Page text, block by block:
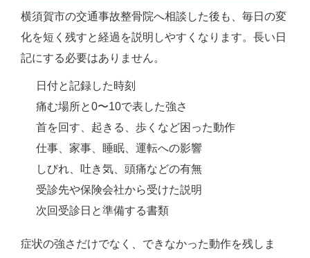
横須賀市の交通事故整骨院へ相談した後も、毎日の変
化を短く残すと経過を説明しやすくなります。長い日
記にする必要はありません。
日付と記録した時刻
痛む場所と0〜10で表した強さ
首を回す、起きる、歩くなど困った動作
仕事、家事、睡眠、運転への影響
しびれ、吐き気、頭痛などの有無
受診先や保険会社から受けた説明
次回受診日と準備する書類
症状の強さだけでなく、できなかった動作を残しま